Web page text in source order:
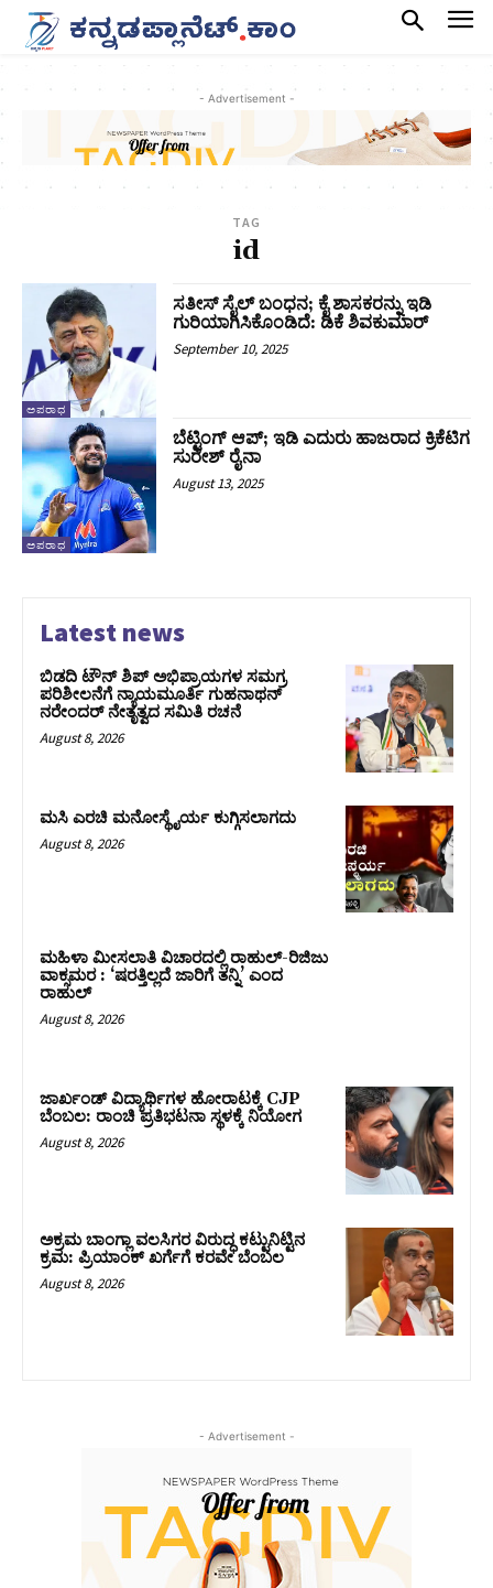
- Advertisement -
TAG
id
ಅಪರಾಧ
ಸತೀಸ್‌ ಸೈಲ್‌ ಬಂಧನ; ಕೈ ಶಾಸಕರನ್ನು ಇಡಿ
ಗುರಿಯಾಗಿಸಿಕೊಂಡಿದೆ: ಡಿಕೆ ಶಿವಕುಮಾರ್‌
September 10, 2025
ಅಪರಾಧ
ಬೆಟ್ಟಿಂಗ್‌ ಆಪ್;‌ ಇಡಿ ಎದುರು ಹಾಜರಾದ ಕ್ರಿಕೆಟಿಗ
ಸುರೇಶ್ ರೈನಾ
August 13, 2025
Latest news
ಬಿಡದಿ ಟೌನ್ ಶಿಪ್ ಅಭಿಪ್ರಾಯಗಳ ಸಮಗ್ರ
ಪರಿಶೀಲನೆಗೆ ನ್ಯಾಯಮೂರ್ತಿ ಗುಹನಾಥನ್
ನರೇಂದರ್ ನೇತೃತ್ವದ ಸಮಿತಿ ರಚನೆ
August 8, 2026
ಮಸಿ ಎರಚಿ ಮನೋಸ್ಥೈರ್ಯ ಕುಗ್ಗಿಸಲಾಗದು
August 8, 2026
ಮಹಿಳಾ ಮೀಸಲಾತಿ ವಿಚಾರದಲ್ಲಿ ರಾಹುಲ್‌-ರಿಜಿಜು
ವಾಕ್ಸಮರ : ‘ಷರತ್ತಿಲ್ಲದೆ ಜಾರಿಗೆ ತನ್ನಿ’ ಎಂದ
ರಾಹುಲ್‌
August 8, 2026
ಜಾರ್ಖಂಡ್‌ ವಿದ್ಯಾರ್ಥಿಗಳ ಹೋರಾಟಕ್ಕೆ CJP
ಬೆಂಬಲ: ರಾಂಚಿ ಪ್ರತಿಭಟನಾ ಸ್ಥಳಕ್ಕೆ ನಿಯೋಗ
August 8, 2026
ಅಕ್ರಮ ಬಾಂಗ್ಲಾ ವಲಸಿಗರ ವಿರುದ್ಧ ಕಟ್ಟುನಿಟ್ಟಿನ
ಕ್ರಮ: ಪ್ರಿಯಾಂಕ್ ಖರ್ಗೆಗೆ ಕರವೇ ಬೆಂಬಲ
August 8, 2026
- Advertisement -